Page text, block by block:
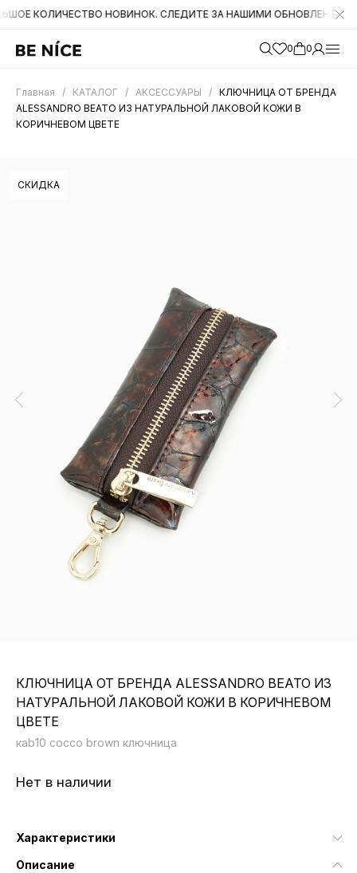
НОВИНОК. СЛЕДИТЕ ЗА НАШИМИ ОБНОВЛЕНИЯМИ НА
0 0
Главная / КАТАЛОГ / АКСЕССУАРЫ / КЛЮЧНИЦА ОТ БРЕНДА
ALESSANDRO BEATO ИЗ НАТУРАЛЬНОЙ ЛАКОВОЙ КОЖИ В
КОРИЧНЕВОМ ЦВЕТЕ
СКИДКА
КЛЮЧНИЦА ОТ БРЕНДА ALESSANDRO BEATO ИЗ
НАТУРАЛЬНОЙ ЛАКОВОЙ КОЖИ В КОРИЧНЕВОМ
ЦВЕТЕ
кab10 cocco brown ключница
Нет в наличии
Характеристики
Описание